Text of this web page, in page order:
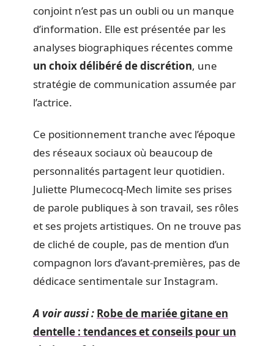
conjoint n’est pas un oubli ou un manque
d’information. Elle est présentée par les
analyses biographiques récentes comme
un choix délibéré de discrétion, une
stratégie de communication assumée par
l’actrice.
Ce positionnement tranche avec l’époque
des réseaux sociaux où beaucoup de
personnalités partagent leur quotidien.
Juliette Plumecocq-Mech limite ses prises
de parole publiques à son travail, ses rôles
et ses projets artistiques. On ne trouve pas
de cliché de couple, pas de mention d’un
compagnon lors d’avant-premières, pas de
dédicace sentimentale sur Instagram.
A voir aussi : Robe de mariée gitane en
dentelle : tendances et conseils pour un